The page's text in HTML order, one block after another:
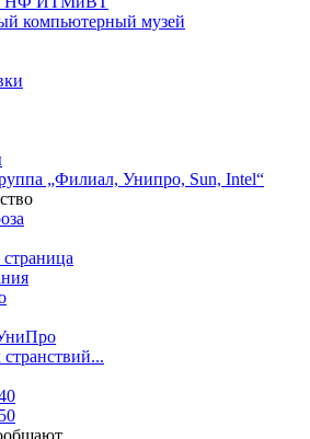
компьютерный музей
„Филиал, Унипро, Sun, Intel“
страница